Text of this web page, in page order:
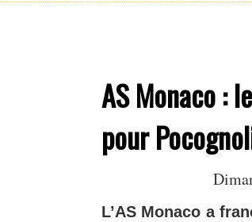
AS Monaco :
pour
L’AS Monaco a